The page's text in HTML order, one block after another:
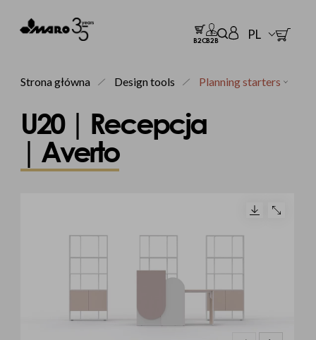
B2CB2B PL
Strona główna Design tools Planning starters
U20 | Recepcja
| Averto